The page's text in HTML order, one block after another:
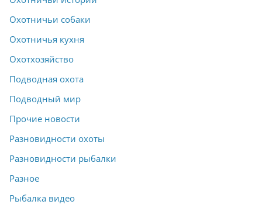
Охотничьи собаки
Охотничья кухня
Охотхозяйство
Подводная охота
Подводный мир
Прочие новости
Разновидности охоты
Разновидности рыбалки
Разное
Рыбалка видео